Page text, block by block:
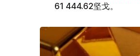
61 444.62坚戈。